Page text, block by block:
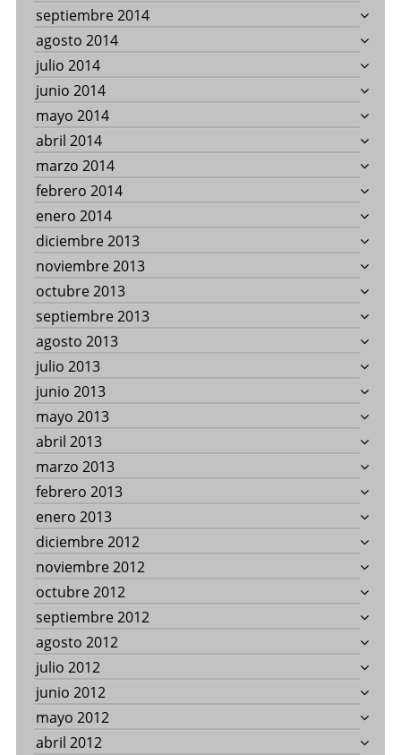
septiembre 2014
agosto 2014
julio 2014
junio 2014
mayo 2014
abril 2014
marzo 2014
febrero 2014
enero 2014
diciembre 2013
noviembre 2013
octubre 2013
septiembre 2013
agosto 2013
julio 2013
junio 2013
mayo 2013
abril 2013
marzo 2013
febrero 2013
enero 2013
diciembre 2012
noviembre 2012
octubre 2012
septiembre 2012
agosto 2012
julio 2012
junio 2012
mayo 2012
abril 2012